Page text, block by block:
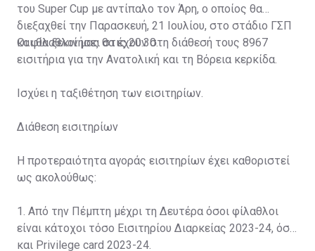
του Super Cup με αντίπαλο τον Άρη, ο οποίος θα
διεξαχθεί την Παρασκευή, 21 Ιουλίου, στο στάδιο ΓΣΠ
και θα ξεκινήσει στις 20:30.
Οι φίλαθλοί μας θα έχουν στη διάθεσή τους 8967
εισιτήρια για την Ανατολική και τη Βόρεια κερκίδα.
Ισχύει η ταξιθέτηση των εισιτηρίων.
Διάθεση εισιτηρίων
Η προτεραιότητα αγοράς εισιτηρίων έχει καθοριστεί
ως ακολούθως:
1. Από την Πέμπτη μέχρι τη Δευτέρα όσοι φίλαθλοι
είναι κάτοχοι τόσο Εισιτηρίου Διαρκείας 2023-24, όσο
και Privilege card 2023-24.